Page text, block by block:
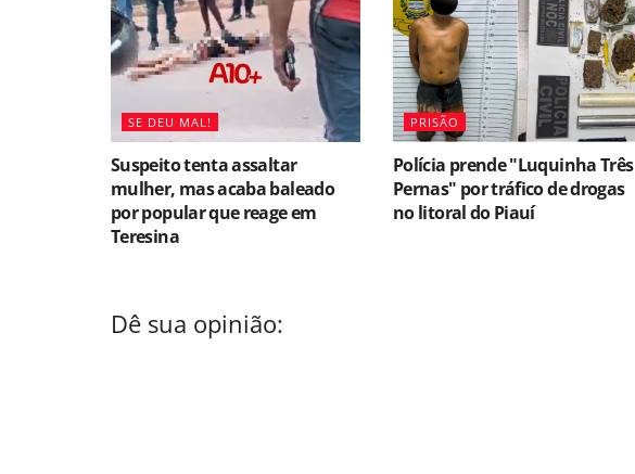
SE DEU MAL!
Suspeito tenta assaltar
mulher, mas acaba baleado
por popular que reage em
Teresina
PRISÃO
Polícia prende "Luquinha Três
Pernas" por tráfico de drogas
no litoral do Piauí
Dê sua opinião: